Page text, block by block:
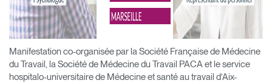
Manifestation co-organisée par la Société Française de Médecine
du Travail, la Société de Médecine du Travail PACA et le service
hospitalo-universitaire de Médecine et santé au travail d’Aix-